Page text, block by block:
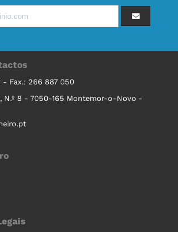
- Fax.: 266 887 050
N.º 8 - 7050-165 Montemor-o-Novo -